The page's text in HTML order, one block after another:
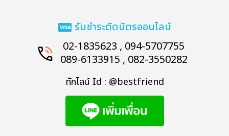
รับชำระตัดบัตรออนไลน์
02-1835623 , 094-5707755
089-6133915 , 082-3550282
ทักไลน์ Id : @bestfriend